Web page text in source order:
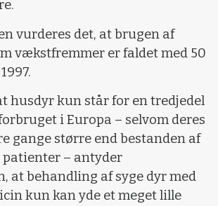
vurderes det, at brugen af
vækstfremmer er faldet med 50
husdyr kun står for en tredjedel
i Europa – selvom deres
gange større end bestanden af
patienter – antyder
at behandling af syge dyr med
kun kan yde et meget lille